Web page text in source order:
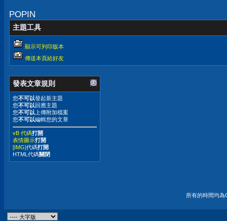
POPIN
主題工具
顯示可列印版本
傳送本頁給好友
發表文章規則
您不可以發起新主題
您不可以回應主題
您不可以上傳附加檔案
您不可以編輯您的文章
vB 代碼打開
表情圖示打開
[IMG]代碼打開
HTML代碼關閉
所有的時間均為